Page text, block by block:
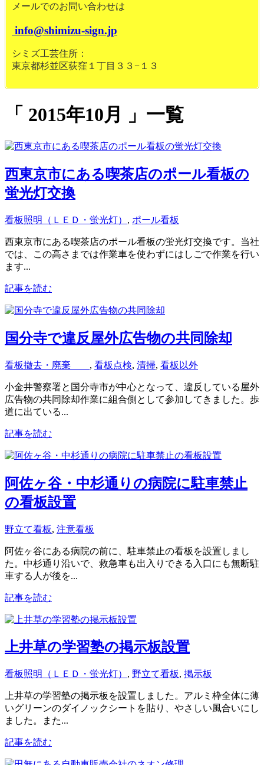
メールでのお問い合わせは
info@shimizu-sign.jp
シミズ工芸住所：
東京都杉並区荻窪１丁目３３−１３
2015年10月 一覧
西東京市にある喫茶店のポール看板の
蛍光灯交換
看板照明（ＬＥＤ・蛍光灯） , ポール看板
西東京市にある喫茶店のポール看板の蛍光灯交換です。当社
では、この高さまでは作業車を使わずにはしごで作業を行い
ます...
記事を読む
国分寺で違反屋外広告物の共同除却
看板撤去・廃棄 , 看板点検, 清掃, 看板以外
小金井警察署と国分寺市が中心となって、違反している屋外
広告物の共同除却作業に組合側として参加してきました。歩
道に出ている...
記事を読む
阿佐ヶ谷・中杉通りの病院に駐車禁止
の看板設置
野立て看板, 注意看板
阿佐ヶ谷にある病院の前に、駐車禁止の看板を設置しまし
た。中杉通り沿いで、救急車も出入りできる入口にも無断駐
車する人が後を...
記事を読む
上井草の学習塾の掲示板設置
看板照明（ＬＥＤ・蛍光灯） , 野立て看板, 掲示板
上井草の学習塾の掲示板を設置しました。アルミ枠全体に薄
いグリーンのダイノックシートを貼り、やさしい風合いにし
ました。また...
記事を読む